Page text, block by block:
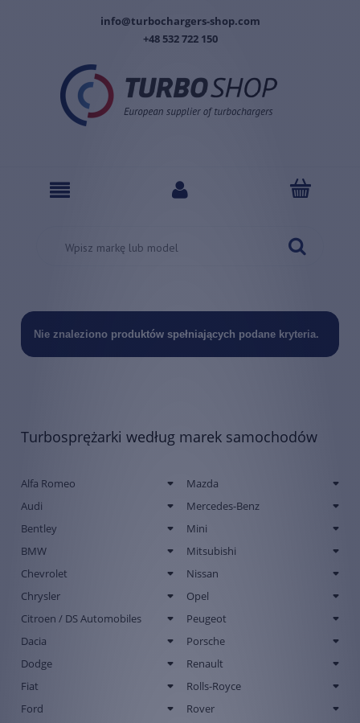
info@turbochargers-shop.com
+48 532 722 150
Nie znaleziono produktów spełniających podane kryteria.
Turbosprężarki według marek samochodów
Alfa Romeo
Audi
Bentley
BMW
Chevrolet
Chrysler
Citroen / DS Automobiles
Dacia
Dodge
Fiat
Ford
Mazda
Mercedes-Benz
Mini
Mitsubishi
Nissan
Opel
Peugeot
Porsche
Renault
Rolls-Royce
Rover